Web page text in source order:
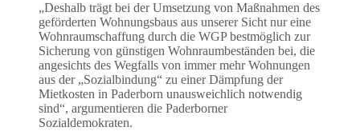
„Deshalb trägt bei der Umsetzung von Maßnahmen des
geförderten Wohnungsbaus aus unserer Sicht nur eine
Wohnraumschaffung durch die WGP bestmöglich zur
Sicherung von günstigen Wohnraumbeständen bei, die
angesichts des Wegfalls von immer mehr Wohnungen
aus der „Sozialbindung“ zu einer Dämpfung der
Mietkosten in Paderborn unausweichlich notwendig
sind“, argumentieren die Paderborner
Sozialdemokraten.